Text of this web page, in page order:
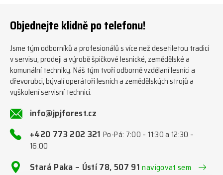
#firewoodproduction
Objednejte klidně po telefonu!
Jsme tým odborníků a profesionálů s více než desetiletou tradicí
v servisu, prodeji a výrobě špičkové lesnické, zemědělské a
komunální techniky. Náš tým tvoří odborně vzdělaní lesníci a
dřevorubci, bývalí operátoři lesních a zemědělských strojů a
vyškolení servisní technici.
info@jpjforest.cz
+420 773 202 321Po-Pá: 7:00 – 11:30 a 12:30 –
16:00
Stará Paka – Ústí 78, 507 91navigovat sem